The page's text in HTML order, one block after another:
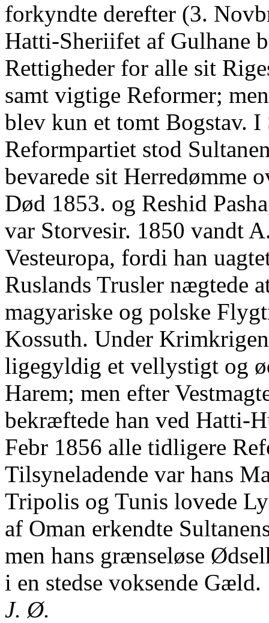
forkyndte derefter (3.
Hatti-Sheriifet af Gulhane
Rettigheder for alle sit
samt vigtige Reformer;
blev kun et tomt Bogstav. I
Reformpartiet stod
bevarede sit Herredømme
Død 1853. og Reshid
var Storvesir. 1850 vandt
Vesteuropa, fordi han
Ruslands Trusler nægtede
magyariske og polske
Kossuth. Under
ligegyldig et vellystigt og
Harem; men efter
bekræftede han ved Hatti-
Febr 1856 alle tidligere
Tilsyneladende var hans
Tripolis og Tunis lovede
af Oman erkendte
men hans grænseløse
i en stedse voksende Gæld.
J. Ø.